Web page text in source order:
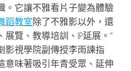
。它讓不雅看片子變為體驗
蹈教室除了不雅影以外，還
覽、教導培訓、IP延展。”
影視學院副傳授李雨諫指
意味著吸引年青受眾、延伸